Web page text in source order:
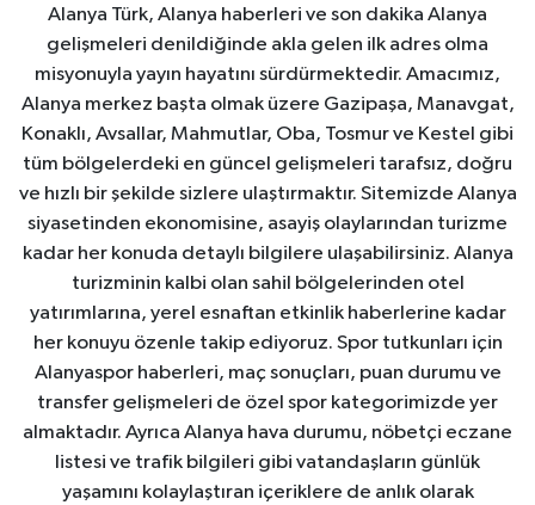
Alanya Türk, Alanya haberleri ve son dakika Alanya
gelişmeleri denildiğinde akla gelen ilk adres olma
misyonuyla yayın hayatını sürdürmektedir. Amacımız,
Alanya merkez başta olmak üzere Gazipaşa, Manavgat,
Konaklı, Avsallar, Mahmutlar, Oba, Tosmur ve Kestel gibi
tüm bölgelerdeki en güncel gelişmeleri tarafsız, doğru
ve hızlı bir şekilde sizlere ulaştırmaktır. Sitemizde Alanya
siyasetinden ekonomisine, asayiş olaylarından turizme
kadar her konuda detaylı bilgilere ulaşabilirsiniz. Alanya
turizminin kalbi olan sahil bölgelerinden otel
yatırımlarına, yerel esnaftan etkinlik haberlerine kadar
her konuyu özenle takip ediyoruz. Spor tutkunları için
Alanyaspor haberleri, maç sonuçları, puan durumu ve
transfer gelişmeleri de özel spor kategorimizde yer
almaktadır. Ayrıca Alanya hava durumu, nöbetçi eczane
listesi ve trafik bilgileri gibi vatandaşların günlük
yaşamını kolaylaştıran içeriklere de anlık olarak